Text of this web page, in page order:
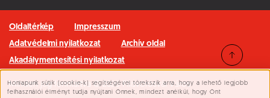
Süti beállítások
Honlapunk sütik (cookie-k) segítségével törekszik arra, hogy a lehető legjobb
felhasználói élményt tudja nyújtani Önnek, mindezt anélkül, hogy Önt
Oldaltérkép
Impresszum
Adatvédelmi nyilatkozat
Archív oldal
Akadálymentesítési nyilatkozat
Minden jog fenntartva © 2026 Pilisvörösvár Város